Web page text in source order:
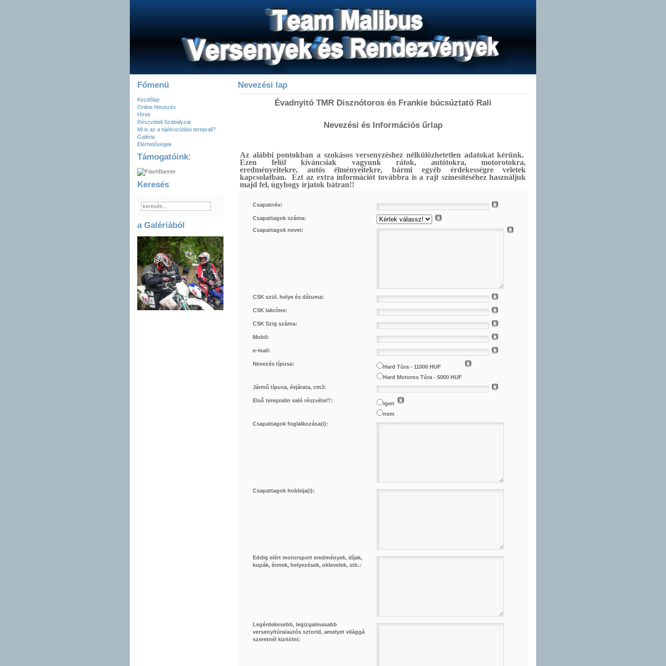
Főmenü
Kezdőlap
Online Nevezés
Hírek
Részvételi Szabályzat
Mi is az a tájékozódási tereprali?
Galéria
Elérhetőségek
Támogatóink:
Keresés
a Galériából
Nevezési lap
Évadnyitó TMR Disznótoros és Frankie búcsúztató Rali
Nevezési és Információs űrlap
Az alábbi pontokban a szokásos versenyzéshez nélkülözhetetlen adatokat kérünk.
Ezen felül kíváncsiak vagyunk rátok, autótokra, motorotokra,
eredményeitekre, autós élményeitekre, bármi egyéb érdekességre veletek
kapcsolatban.
Ezt az extra információt továbbra is a rajt színesítéséhez használjuk
majd fel, úgyhogy írjatok bátran!!
Csapatnév:
Csapattagok száma:
Csapattagok nevei:
CSK szül. helye és dátuma:
CSK lakcíme:
CSK Szig száma:
Mobil:
e-mail:
Nevezés típusa:
Hard Túra - 11000 HUF
Hard Motoros Túra - 5000 HUF
Jármű típusa, évjárata, cm3:
Első terepralin való részvétel?:
igen
nem
Csapattagok foglalkozása(i):
Csapattagok hobbija(i):
Eddig elért motorsport eredmények, díjak,
kupák, érmek, helyezések, oklevelek, stb.:
Legérdekesebb, legizgalmasabb
verseny/túra/autós sztorid, amelyet világgá
szeretnél kürtölni: